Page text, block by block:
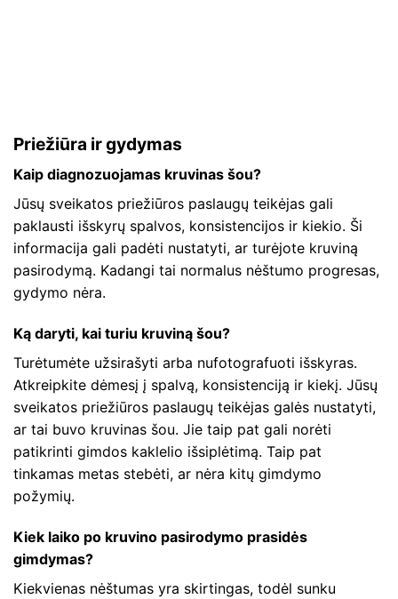
Priežiūra ir gydymas
Kaip diagnozuojamas kruvinas šou?
Jūsų sveikatos priežiūros paslaugų teikėjas gali
paklausti išskyrų spalvos, konsistencijos ir kiekio. Ši
informacija gali padėti nustatyti, ar turėjote kruviną
pasirodymą. Kadangi tai normalus nėštumo progresas,
gydymo nėra.
Ką daryti, kai turiu kruviną šou?
Turėtumėte užsirašyti arba nufotografuoti išskyras.
Atkreipkite dėmesį į spalvą, konsistenciją ir kiekį. Jūsų
sveikatos priežiūros paslaugų teikėjas galės nustatyti,
ar tai buvo kruvinas šou. Jie taip pat gali norėti
patikrinti gimdos kaklelio išsiplėtimą. Taip pat
tinkamas metas stebėti, ar nėra kitų gimdymo
požymių.
Kiek laiko po kruvino pasirodymo prasidės
gimdymas?
Kiekvienas nėštumas yra skirtingas, todėl sunku